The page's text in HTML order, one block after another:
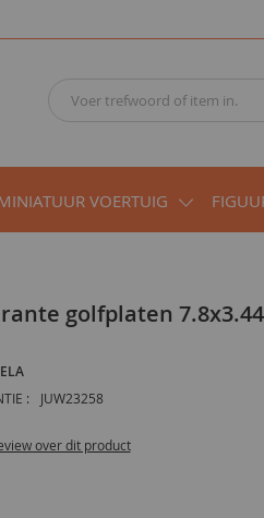
VOERTUIG
golfplaten
: JUW23258
over dit product